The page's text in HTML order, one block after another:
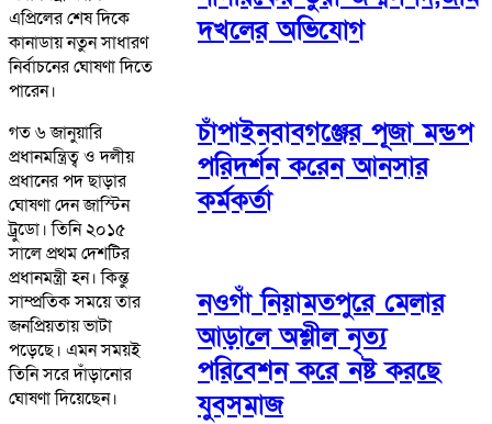
এপ্রিলের শেষ দিকে
কানাডায় নতুন সাধারণ
নির্বাচনের ঘোষণা দিতে
পারেন।
গত ৬ জানুয়ারি
প্রধানমন্ত্রিত্ব ও দলীয়
প্রধানের পদ ছাড়ার
ঘোষণা দেন জাস্টিন
ট্রুডো। তিনি ২০১৫
সালে প্রথম দেশটির
প্রধানমন্ত্রী হন। কিন্তু
সাম্প্রতিক সময়ে তার
জনপ্রিয়তায় ভাটা
পড়েছে। এমন সময়ই
তিনি সরে দাঁড়ানোর
ঘোষণা দিয়েছেন।
দখলের অভিযোগ
চাঁপাইনবাবগঞ্জের পূজা মন্ডপ
পরিদর্শন করেন আনসার
কর্মকর্তা
নওগাঁ নিয়ামতপুরে মেলার
আড়ালে অশ্লীল নৃত্য
পরিবেশন করে নষ্ট করছে
যুবসমাজ